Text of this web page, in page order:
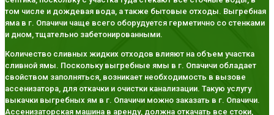
том числе и дождевая вода, а также бытовые отходы. Выгребная
яма в г. Опачичи чаще всего оборудуется герметично со стенками
и дном, тщательно забетонированными.
Количество сливных жидких отходов влияют на объем участка
сливной ямы. Поскольку выгребные ямы в г. Опачичи обладает
свойством заполняться, возникает необходимость в вызове
ассенизатора, для откачки и очистки канализации. Такую услугу
выкачки выгребных ям в г. Опачичи можно заказать в г. Опачичи.
Ассенизаторская машина в аренду, должна откачать все стоки,